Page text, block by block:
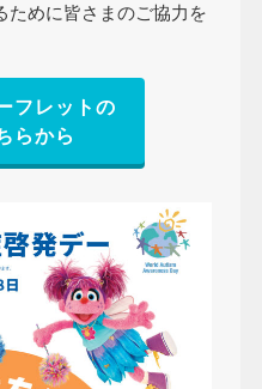
ために皆さまのご協力を
フレットの
らから